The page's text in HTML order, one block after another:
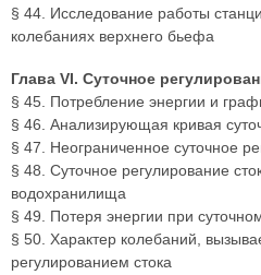
§ 44. Исследование работы
колебаниях верхнего бьефа
Глава VI. Суточное
§ 45. Потребление энергии и
§ 46. Анализирующая кривая
§ 47. Неограниченное суточное
§ 48. Суточное регулирование
водохранилища
§ 49. Потеря энергии при
§ 50. Характер колебаний,
регулированием стока